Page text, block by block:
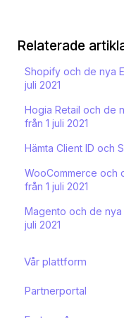
Relaterade
Shopify och de nya
juli 2021
Hogia Retail och de
från 1 juli 2021
Hämta Client ID och
WooCommerce och
från 1 juli 2021
Magento och de nya
juli 2021
Vår plattform
Kom igång
Partnerportal